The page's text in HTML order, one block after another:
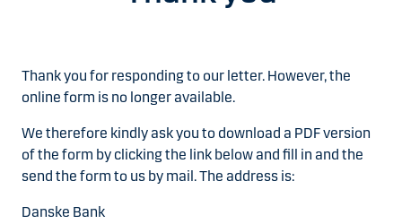
Thank you for responding to our letter. However, the
online form is no longer available.
We therefore kindly ask you to download a PDF version
of the form by clicking the link below and fill in and the
send the form to us by mail. The address is:
Danske Bank